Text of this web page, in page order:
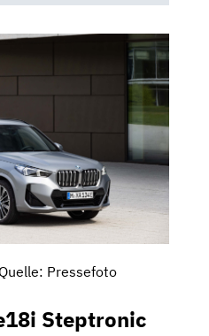
Pressefoto
Steptronic